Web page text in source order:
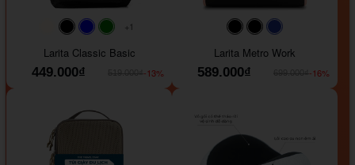
#faf0e6
#000000#0000FF#008000
+1
Larita Classic Basic
449.000₫
-13%
#000000#000000
Larita Metro Work
589.000₫
-16%